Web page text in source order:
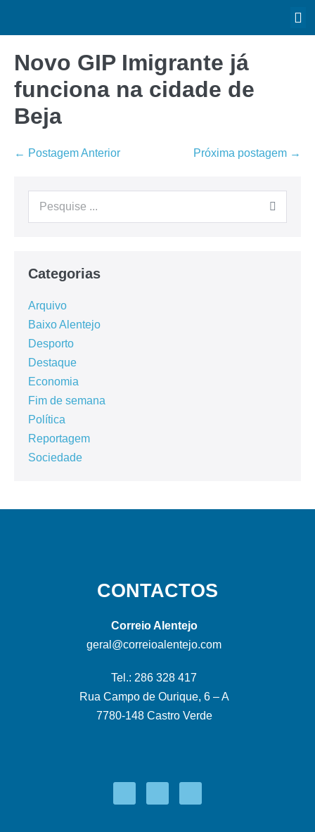
Novo GIP Imigrante já
funciona na cidade de
Beja
← Postagem Anterior Próxima postagem →
Categorias
Arquivo
Baixo Alentejo
Desporto
Destaque
Economia
Fim de semana
Política
Reportagem
Sociedade
CONTACTOS
Correio Alentejo
geral@correioalentejo.com
Tel.: 286 328 417
Rua Campo de Ourique, 6 – A
7780-148 Castro Verde